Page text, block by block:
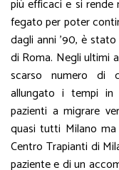
più efficaci e si
fegato per poter
dagli anni ’90, è
di Roma. Negli ultimi
scarso numero di
allungato i tempi in
pazienti a migrare
quasi tutti Milano
Centro Trapianti di
paziente e di un